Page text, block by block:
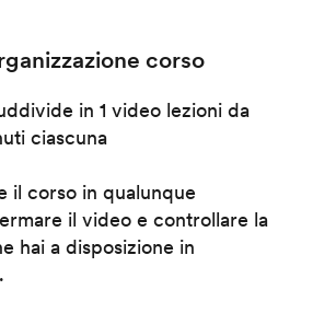
corso
in 1 video lezioni da
ciascuna
il corso in qualunque
il video e controllare la
hai a disposizione in